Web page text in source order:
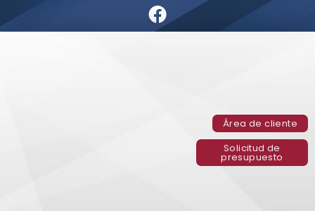
Área de cliente
Solicitud de
presupuesto